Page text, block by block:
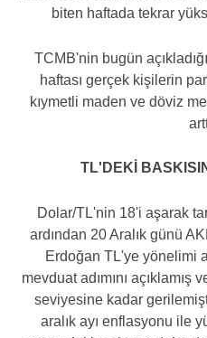
biten haftada tekrar
TCMB'nin bugün
haftası gerçek kişilerin
kıymetli maden ve döviz
TL'DEKİ
Dolar/TL'nin 18'i aşarak
ardından 20 Aralık günü
Erdoğan TL'ye yönelimi
mevduat adımını
seviyesine kadar
aralık ayı enflasyonu ile